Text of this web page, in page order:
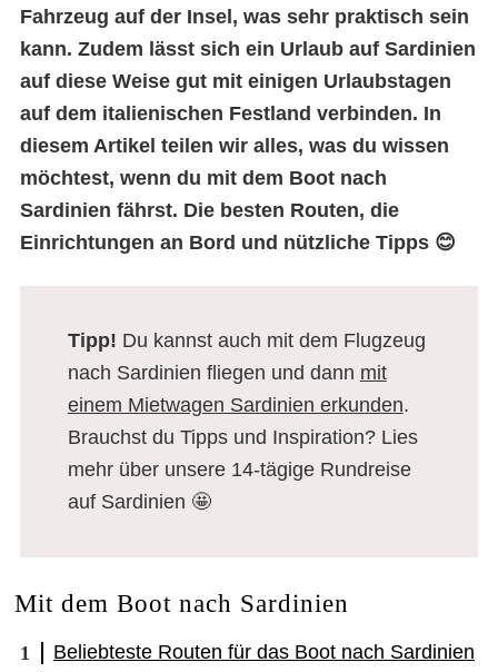
Fahrzeug auf der Insel, was sehr praktisch sein
kann. Zudem lässt sich ein Urlaub auf Sardinien
auf diese Weise gut mit einigen Urlaubstagen
auf dem italienischen Festland verbinden. In
diesem Artikel teilen wir alles, was du wissen
möchtest, wenn du mit dem Boot nach
Sardinien fährst. Die besten Routen, die
Einrichtungen an Bord und nützliche Tipps 😊
Tipp! Du kannst auch mit dem Flugzeug
nach Sardinien fliegen und dann mit
einem Mietwagen Sardinien erkunden.
Brauchst du Tipps und Inspiration? Lies
mehr über unsere 14-tägige Rundreise
auf Sardinien 🤩
Mit dem Boot nach Sardinien
Beliebteste Routen für das Boot nach Sardinien